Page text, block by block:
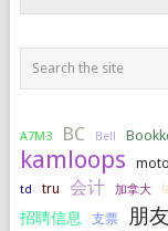
A7M3 BC Bell
kamloops moto
td
tru 会计 加拿大
招聘信息
支票 朋友